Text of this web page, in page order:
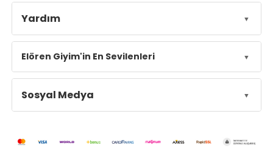
Yardım
Elören Giyim'in En Sevilenleri
Sosyal Medya